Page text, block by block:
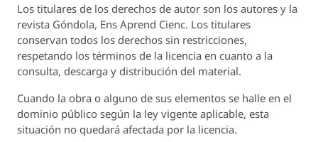
Los titulares de los derechos de autor son los autores y la
revista Góndola, Ens Aprend Cienc. Los titulares
conservan todos los derechos sin restricciones,
respetando los términos de la licencia en cuanto a la
consulta, descarga y distribución del material.
Cuando la obra o alguno de sus elementos se halle en el
dominio público según la ley vigente aplicable, esta
situación no quedará afectada por la licencia.